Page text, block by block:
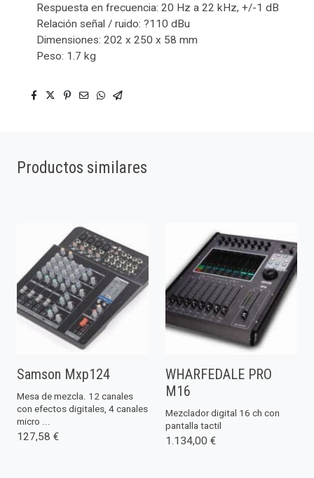
Respuesta en frecuencia: 20 Hz a 22 kHz, +/-1 dB
Relación señal / ruido: ?110 dBu
Dimensiones: 202 x 250 x 58 mm
Peso: 1.7 kg
Productos similares
Samson Mxp124
Mesa de mezcla. 12 canales
con efectos digitales, 4 canales
micro ...
127,58 €
WHARFEDALE PRO
M16
Mezclador digital 16 ch con
pantalla tactil
1.134,00 €